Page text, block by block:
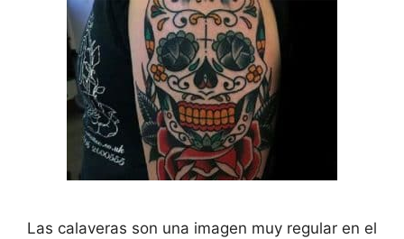
Las calaveras son una imagen muy regular en el